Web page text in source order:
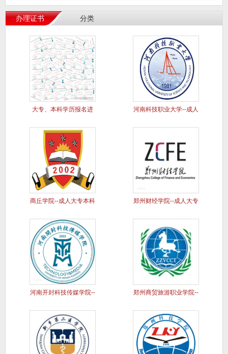
办理证书 分类
大专、本科学历报名进 河南科技职业大学--成人
商丘学院--成人大专本科 郑州财经学院--成人大专
河南开封科技传媒学院-- 郑州商贸旅游职业学院--